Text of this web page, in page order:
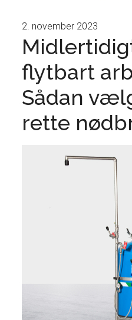
2. november 2023
flytbart
Sådan
rette